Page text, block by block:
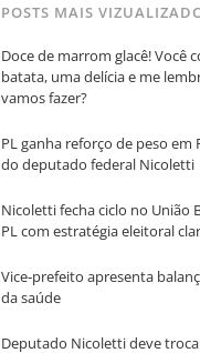
POSTS MAIS
Doce de marrom glacê! Você
batata, uma delícia e me
vamos fazer?
PL ganha reforço de peso em
do deputado federal Nicoletti
Nicoletti fecha ciclo no União
PL com estratégia eleitoral
Vice‑prefeito apresenta
da saúde
Deputado Nicoletti deve